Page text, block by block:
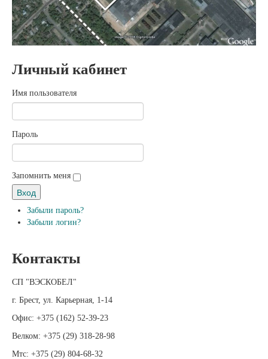
Личный кабинет
Имя пользователя
Пароль
Запомнить меня
Забыли пароль?
Забыли логин?
Контакты
СП "ВЭСКОБЕЛ"
г. Брест, ул. Карьерная , 1-14
Офис: +375 (162) 52-39-23
Велком: +375 (29) 318-28-98
Мтс: +375 (29) 804-68-32